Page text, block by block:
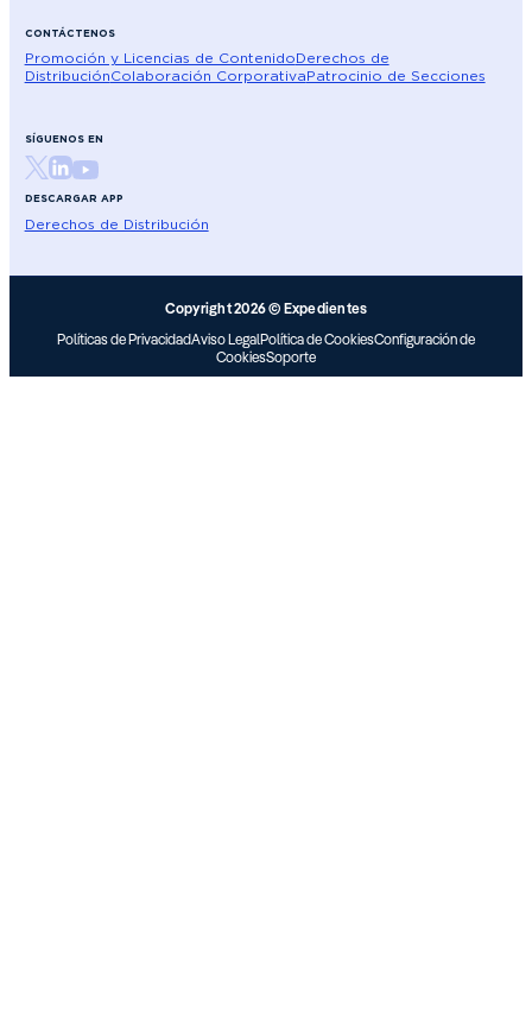
CONTÁCTENOS
Promoción y Licencias de ContenidoDerechos de
DistribuciónColaboración CorporativaPatrocinio de Secciones
SÍGUENOS EN
DESCARGAR APP
Derechos de Distribución
Copyright 2026 © Expedientes
Políticas de PrivacidadAviso LegalPolítica de CookiesConfiguración de
CookiesSoporte